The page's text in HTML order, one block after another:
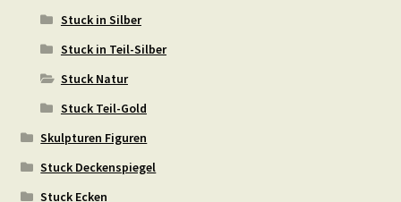
Stuck in Silber
Stuck in Teil-Silber
Stuck Natur
Stuck Teil-Gold
Skulpturen Figuren
Stuck Deckenspiegel
Stuck Ecken